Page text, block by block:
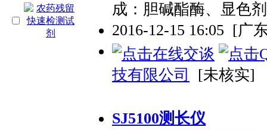
成：胆碱酯酶、显色
2016-12-15 16:05 [广
技有限公司 [未核实]
SJ5100测长仪